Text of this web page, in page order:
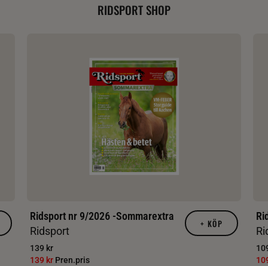
RIDSPORT SHOP
Ridsport nr 9/2026 -Sommarextra
Ridsport
139 kr
139 kr Pren.pris
+ KÖP